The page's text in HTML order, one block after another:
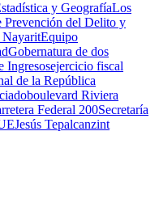
y GeografíaLos
Prevención del Delito y
NayaritEquipo
Gobernatura de dos
Ingresosejercicio fiscal
de la República
boulevard Riviera
Federal 200Secretaría
Jesús Tepalcanzint